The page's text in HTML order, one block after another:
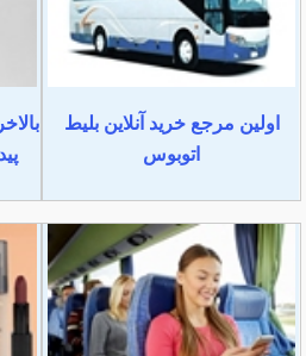
اولین مرجع خرید آنلاین بلیط
اتوبوس